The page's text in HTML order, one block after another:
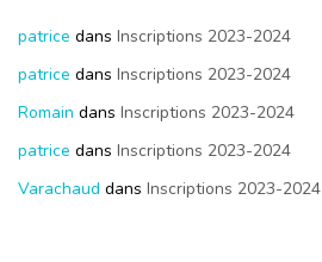
patrice dans Inscriptions 2023-2024
patrice dans Inscriptions 2023-2024
Romain dans Inscriptions 2023-2024
patrice dans Inscriptions 2023-2024
Varachaud dans Inscriptions 2023-2024